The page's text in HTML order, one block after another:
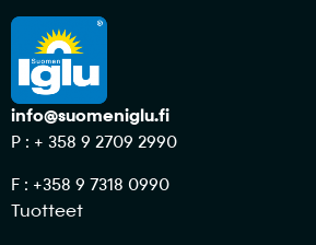
info@suomeniglu.fi
P : + 358 9 2709 2990
F : +358 9 7318 0990
Tuotteet